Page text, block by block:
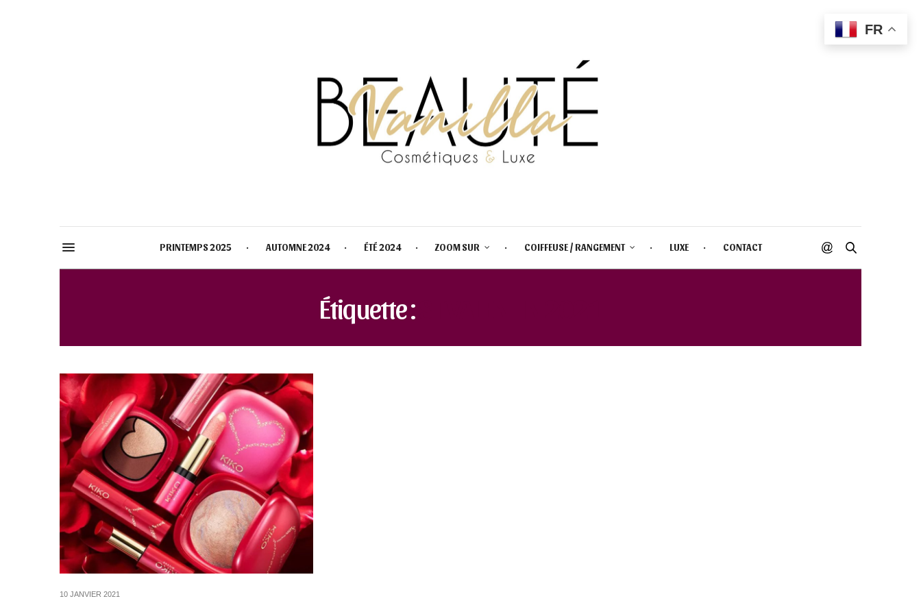
PRINTEMPS 2025 AUTOMNE 2024 ÉTÉ 2024 ZOOM SUR COIFFEUSE / RANGEMENT LUXE CONTACT
Étiquette :
10 JANVIER 2021
FR